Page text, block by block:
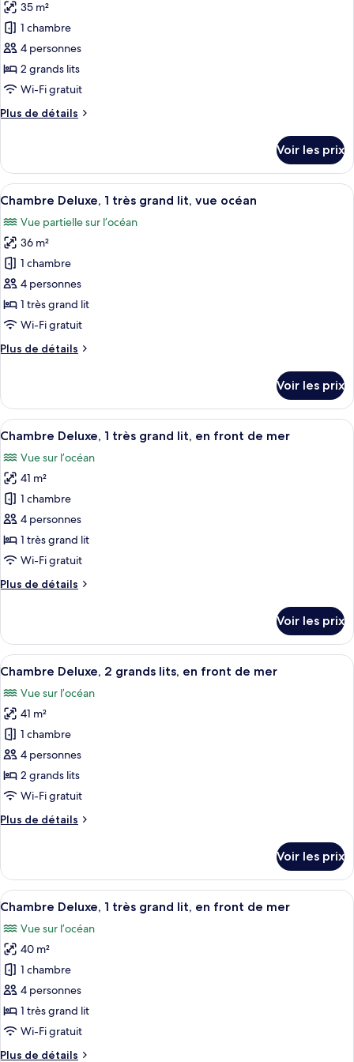
à
mobilité
réduite,
vue
océan
Deluxe,
grands
lits,
accessible
aux
personnes
mobilité
océan
photos
pour
ce
type
de
chambre :
Chambre
grands
lits,
vue
océan
35 m²
1 chambre
4 personnes
2 grands lits
Wi-Fi gratuit
Plus de détails
Plus
le
type
de
Chambre
Deluxe,
grands
lits,
vue
océan
Voir les prix
Afficher
toutes
les
photos
pour
ce
type
de
chambre :
Chambre
très
grand
lit,
vue
océan
Une chambre d’hôtel équipée d’un
6
Chambre Deluxe, 1 très grand lit, vue océan
Vue partielle sur l’océan
36 m²
1 chambre
4 personnes
1 très grand lit
Wi-Fi gratuit
Plus de détails
Plus
le
type
de
Chambre
Deluxe,
très
grand
lit,
vue
océan
Voir les prix
Afficher
toutes
les
photos
pour
ce
type
de
chambre :
Chambre
très
grand
lit,
en
front
de
mer
Un complexe hôtelier doté d’une
8
Chambre Deluxe, 1 très grand lit, en front de mer
Vue sur l’océan
41 m²
1 chambre
4 personnes
1 très grand lit
Wi-Fi gratuit
Plus de détails
Plus
le
type
de
Chambre
Deluxe,
très
grand
lit,
en
front
mer
Voir les prix
Afficher
toutes
les
photos
pour
ce
type
de
chambre :
Chambre
grands
lits,
en
front
de
mer
Une chambre d’hôtel avec deux lits,
8
Chambre Deluxe, 2 grands lits, en front de mer
Vue sur l’océan
41 m²
1 chambre
4 personnes
2 grands lits
Wi-Fi gratuit
Plus de détails
Plus
le
type
de
Chambre
Deluxe,
grands
lits,
en
front
de
Voir les prix
Afficher
toutes
les
photos
pour
ce
type
de
chambre :
Une chambre d’hôtel avec un lit, un
7
Chambre Deluxe, 1 très grand lit, en front de mer
Vue sur l’océan
40 m²
1 chambre
4 personnes
1 très grand lit
Wi-Fi gratuit
Plus de détails
Plus